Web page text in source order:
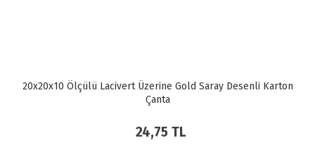
20x20x10 Ölçülü Lacivert Üzerine Gold Saray Desenli Karton
Çanta
24,75 TL